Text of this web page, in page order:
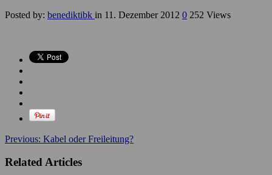
Posted by: benediktibk in 11. Dezember 2012 0 252 Views
Previous: Kabel oder Freileitung?
Related Articles